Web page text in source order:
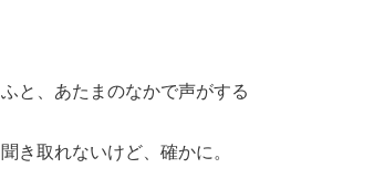
ふと、あたまのなかで声がする
聞き取れないけど、確かに。